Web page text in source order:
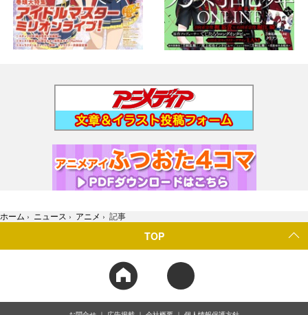
ホーム › ニュース › アニメ › 記事
TOP